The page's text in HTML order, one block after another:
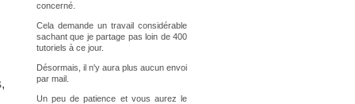
concerné.
Cela demande un travail considérable
sachant que je partage pas loin de 400
tutoriels à ce jour.
Désormais, il n'y aura plus aucun envoi
par mail.
Un peu de patience et vous aurez le